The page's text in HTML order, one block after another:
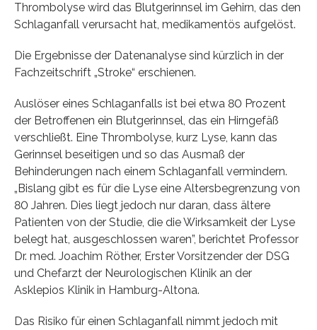
Thrombolyse wird das Blutgerinnsel im Gehirn, das den
Schlaganfall verursacht hat, medikamentös aufgelöst.
Die Ergebnisse der Datenanalyse sind kürzlich in der
Fachzeitschrift „Stroke“ erschienen.
Auslöser eines Schlaganfalls ist bei etwa 80 Prozent
der Betroffenen ein Blutgerinnsel, das ein Hirngefäß
verschließt. Eine Thrombolyse, kurz Lyse, kann das
Gerinnsel beseitigen und so das Ausmaß der
Behinderungen nach einem Schlaganfall vermindern.
„Bislang gibt es für die Lyse eine Altersbegrenzung von
80 Jahren. Dies liegt jedoch nur daran, dass ältere
Patienten von der Studie, die die Wirksamkeit der Lyse
belegt hat, ausgeschlossen waren”, berichtet Professor
Dr. med. Joachim Röther, Erster Vorsitzender der DSG
und Chefarzt der Neurologischen Klinik an der
Asklepios Klinik in Hamburg-Altona.
Das Risiko für einen Schlaganfall nimmt jedoch mit